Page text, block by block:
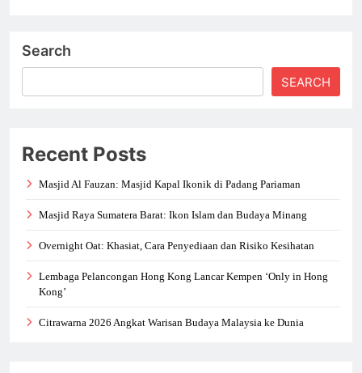
Search
SEARCH
Recent Posts
Masjid Al Fauzan: Masjid Kapal Ikonik di Padang Pariaman
Masjid Raya Sumatera Barat: Ikon Islam dan Budaya Minang
Overnight Oat: Khasiat, Cara Penyediaan dan Risiko Kesihatan
Lembaga Pelancongan Hong Kong Lancar Kempen ‘Only in Hong
Kong’
Citrawarna 2026 Angkat Warisan Budaya Malaysia ke Dunia